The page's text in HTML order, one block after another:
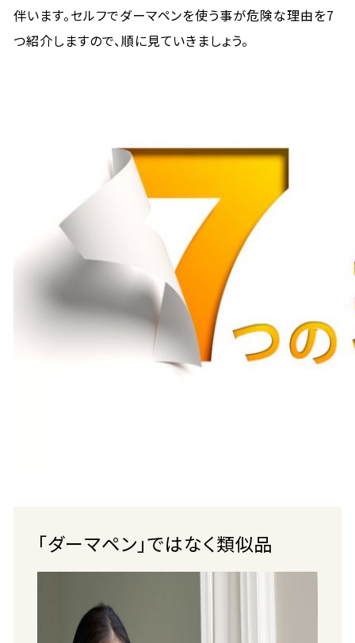
伴います。セルフでダーマペンを使う事が危険な理由を7
つ紹介しますので、順に見ていきましょう。
「ダーマペン」ではなく類似品